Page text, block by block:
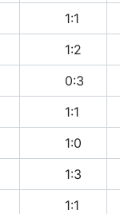
1:1
1:2
0:3
1:1
1:0
1:3
1:1